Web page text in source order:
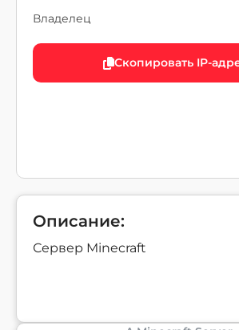
Владелец
Скопировать IP-
Описание:
Сервер Minecraft